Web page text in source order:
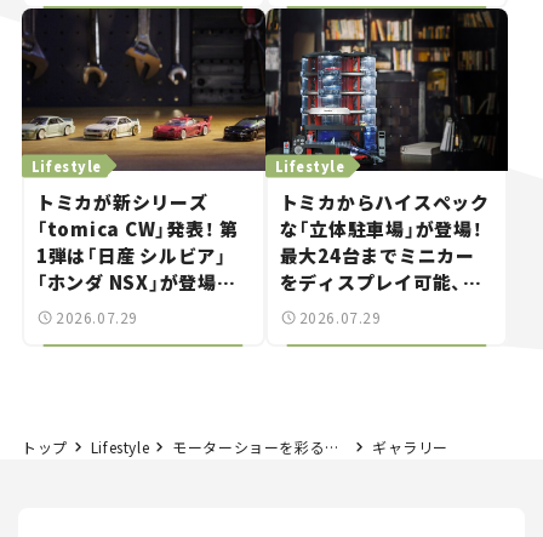
トミカが新シリーズ
「tomica CW」発表！ 第
1弾は「日産 シルビア」
「ホンダ NSX」が登場。
世界が注目す
Lifestyle
2026.07.29
トミカからハイスペック
な「立体駐車場」が登場！
最大24台までミニカー
をディスプレイ可能、特
別な「日産 GT-R
Lifestyle
2026.07.29
トップ Lifestyle モーターショーを彩る美女たち #02｜いすゞ【ジャパンモビリティショー2023】 ギャラリー